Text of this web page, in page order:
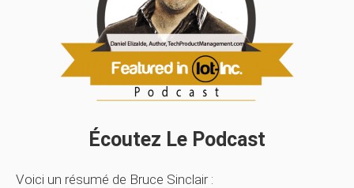
Écoutez Le Podcast
Voici un résumé de Bruce Sinclair :